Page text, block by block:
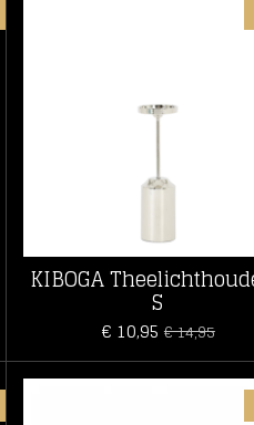
KIBOGA
S
€ 10,95 € 14,95